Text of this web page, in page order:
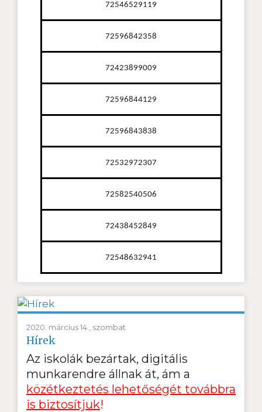
72546529119
72596842358
72423899009
72596844129
72596843838
72532972307
72582540506
72438452849
72548632941
2020. március 14., szombat
Hírek
Az iskolák bezártak, digitális
munkarendre állnak át, ám a
közétkeztetés lehetőségét továbbra
is biztosítjuk!